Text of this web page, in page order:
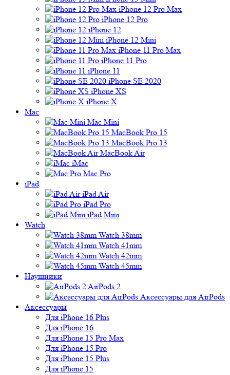
iPhone 12 Pro Max
iPhone 12 Pro
iPhone 12
iPhone 12 Mini
iPhone 11 Pro Max
iPhone 11 Pro
iPhone 11
iPhone SE 2020
iPhone XS
iPhone X
Mac
Mac Mini
MacBook Pro 15
MacBook Pro 13
MacBook Air
iMac
Mac Pro
iPad
iPad Air
iPad Pro
iPad Mini
Watch
Watch 38mm
Watch 41mm
Watch 42mm
Watch 45mm
Наушники
AirPods 2
Аксессуары для AirPods
Аксессуары
Для iPhone 16 Plus
Для iPhone 16
Для iPhone 15 Pro Max
Для iPhone 15 Pro
Для iPhone 15 Plus
Для iPhone 15